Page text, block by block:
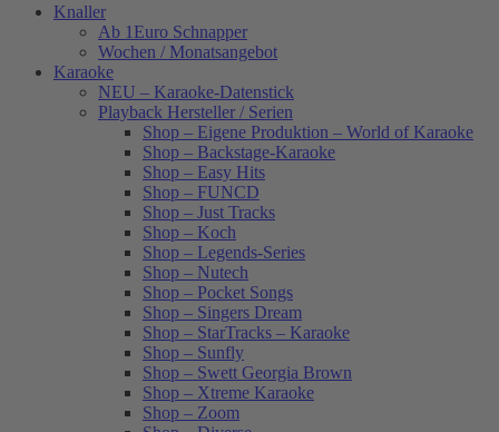
Knaller
Ab 1Euro Schnapper
Wochen / Monatsangebot
Karaoke
NEU – Karaoke-Datenstick
Playback Hersteller / Serien
Shop – Eigene Produktion – World of Karaoke
Shop – Backstage-Karaoke
Shop – Easy Hits
Shop – FUNCD
Shop – Just Tracks
Shop – Koch
Shop – Legends-Series
Shop – Nutech
Shop – Pocket Songs
Shop – Singers Dream
Shop – StarTracks – Karaoke
Shop – Sunfly
Shop – Swett Georgia Brown
Shop – Xtreme Karaoke
Shop – Zoom